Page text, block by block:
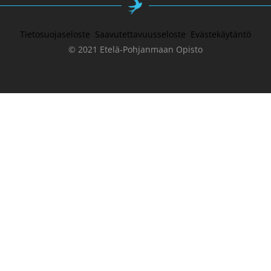
Tietosuojaseloste Saavutettavuusseloste Evästekäytäntö
© 2021 Etelä-Pohjanmaan Opisto